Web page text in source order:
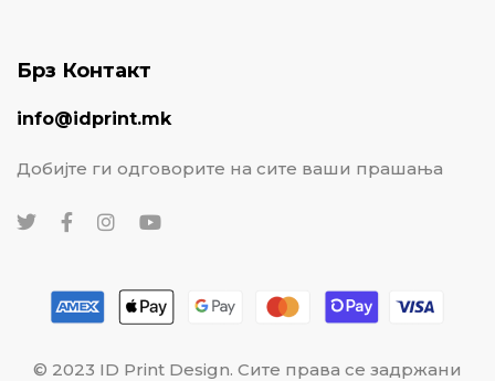
Брз Контакт
info@idprint.mk
Добијте ги одговорите на сите ваши прашања
© 2023 ID Print Design. Сите права се задржани